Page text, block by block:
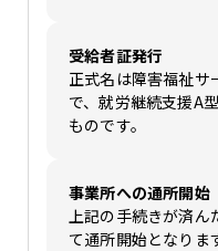
受給者証発行
正式名は障害福祉サ
で、就労継続支援A
ものです。
事業所への通所開始
上記の手続きが済
て通所開始となりま